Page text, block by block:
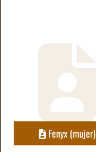
Fenyx (mujer)